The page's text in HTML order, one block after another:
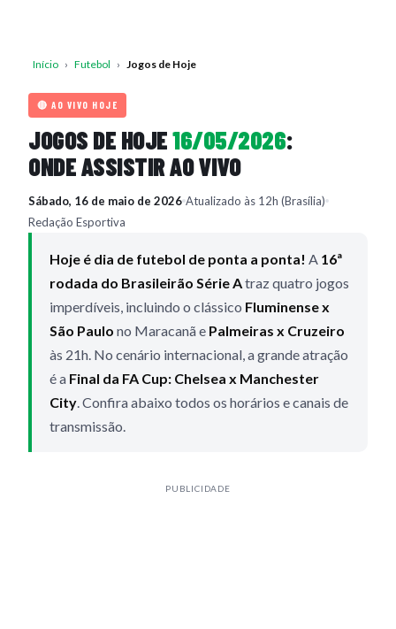
Início › Futebol › Jogos de Hoje
🔴 AO VIVO HOJE
JOGOS DE HOJE16/05/2026:
ONDE ASSISTIR AO VIVO
Sábado, 16 de maio de 2026 Atualizado às 12h (Brasília)
Redação Esportiva
Hoje é dia de futebol de ponta a ponta! A 16ª
rodada do Brasileirão Série Atraz quatro jogos
imperdíveis, incluindo o clássico Fluminense x
São Paulo no Maracanã e Palmeiras x Cruzeiro
às 21h. No cenário internacional, a grande atração
é a Final da FA Cup: Chelsea x Manchester
City. Confira abaixo todos os horários e canais de
transmissão.
PUBLICIDADE